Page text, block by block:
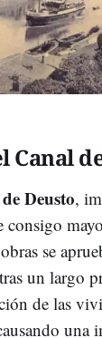
Canal
Deusto,
consigo
se
un largo
de las
una